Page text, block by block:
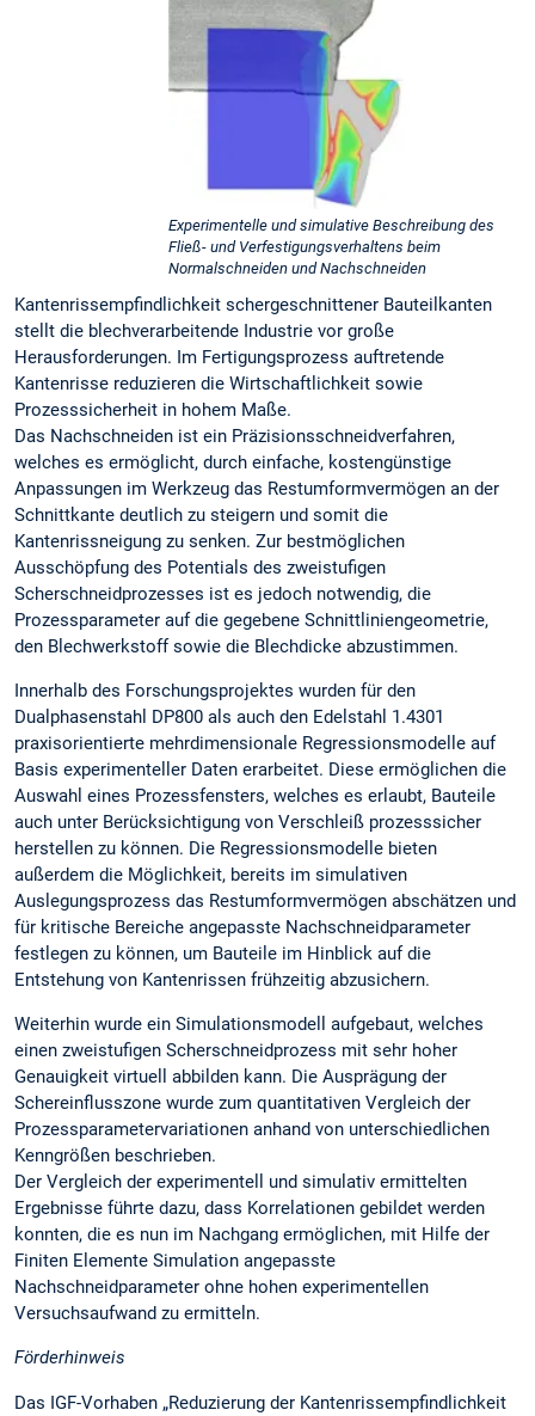
Experimentelle und simulative Beschreibung des
Fließ- und Verfestigungsverhaltens beim
Normalschneiden und Nachschneiden
Kantenrissempfindlichkeit schergeschnittener Bauteilkanten
stellt die blechverarbeitende Industrie vor große
Herausforderungen. Im Fertigungsprozess auftretende
Kantenrisse reduzieren die Wirtschaftlichkeit sowie
Prozesssicherheit in hohem Maße.
Das Nachschneiden ist ein Präzisionsschneidverfahren,
welches es ermöglicht, durch einfache, kostengünstige
Anpassungen im Werkzeug das Restumformvermögen an der
Schnittkante deutlich zu steigern und somit die
Kantenrissneigung zu senken. Zur bestmöglichen
Ausschöpfung des Potentials des zweistufigen
Scherschneidprozesses ist es jedoch notwendig, die
Prozessparameter auf die gegebene Schnittliniengeometrie,
den Blechwerkstoff sowie die Blechdicke abzustimmen.
Innerhalb des Forschungsprojektes wurden für den
Dualphasenstahl DP800 als auch den Edelstahl 1.4301
praxisorientierte mehrdimensionale Regressionsmodelle auf
Basis experimenteller Daten erarbeitet. Diese ermöglichen die
Auswahl eines Prozessfensters, welches es erlaubt, Bauteile
auch unter Berücksichtigung von Verschleiß prozesssicher
herstellen zu können. Die Regressionsmodelle bieten
außerdem die Möglichkeit, bereits im simulativen
Auslegungsprozess das Restumformvermögen abschätzen und
für kritische Bereiche angepasste Nachschneidparameter
festlegen zu können, um Bauteile im Hinblick auf die
Entstehung von Kantenrissen frühzeitig abzusichern.
Weiterhin wurde ein Simulationsmodell aufgebaut, welches
einen zweistufigen Scherschneidprozess mit sehr hoher
Genauigkeit virtuell abbilden kann. Die Ausprägung der
Schereinflusszone wurde zum quantitativen Vergleich der
Prozessparametervariationen anhand von unterschiedlichen
Kenngrößen beschrieben.
Der Vergleich der experimentell und simulativ ermittelten
Ergebnisse führte dazu, dass Korrelationen gebildet werden
konnten, die es nun im Nachgang ermöglichen, mit Hilfe der
Finiten Elemente Simulation angepasste
Nachschneidparameter ohne hohen experimentellen
Versuchsaufwand zu ermitteln.
Förderhinweis
Das IGF-Vorhaben „Reduzierung der Kantenrissempfindlichkeit